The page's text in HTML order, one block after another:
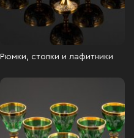
Рюмки, стопки и лафитники